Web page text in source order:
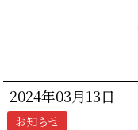
2024年03月13日
お知らせ